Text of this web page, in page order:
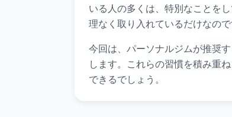
いる人の多くは、特別なことを
理なく取り入れているだけなので
今回は、パーソナルジムが推奨
します。これらの習慣を積み重
できるでしょう。